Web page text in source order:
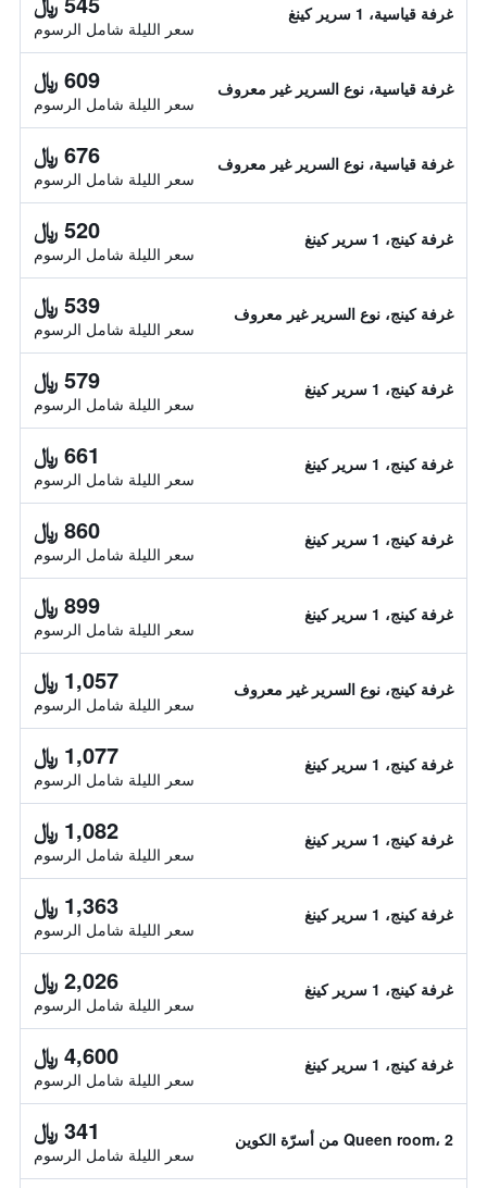
غرفة قياسية، 1 سرير كينغ
سعر الليلة شامل الرسوم
غرفة قياسية، نوع السرير غير معروف 609 ﷼
سعر الليلة شامل الرسوم
غرفة قياسية، نوع السرير غير معروف 676 ﷼
سعر الليلة شامل الرسوم
غرفة كينج، 1 سرير كينغ 520 ﷼
سعر الليلة شامل الرسوم
غرفة كينج، نوع السرير غير معروف 539 ﷼
سعر الليلة شامل الرسوم
غرفة كينج، 1 سرير كينغ 579 ﷼
سعر الليلة شامل الرسوم
غرفة كينج، 1 سرير كينغ 661 ﷼
سعر الليلة شامل الرسوم
غرفة كينج، 1 سرير كينغ 860 ﷼
سعر الليلة شامل الرسوم
غرفة كينج، 1 سرير كينغ 899 ﷼
سعر الليلة شامل الرسوم
غرفة كينج، نوع السرير غير معروف 1,057 ﷼
سعر الليلة شامل الرسوم
غرفة كينج، 1 سرير كينغ 1,077 ﷼
سعر الليلة شامل الرسوم
غرفة كينج، 1 سرير كينغ 1,082 ﷼
سعر الليلة شامل الرسوم
غرفة كينج، 1 سرير كينغ 1,363 ﷼
سعر الليلة شامل الرسوم
غرفة كينج، 1 سرير كينغ 2,026 ﷼
سعر الليلة شامل الرسوم
غرفة كينج، 1 سرير كينغ 4,600 ﷼
سعر الليلة شامل الرسوم
Queen room، 2 من أسرّة الكوين 341 ﷼
سعر الليلة شامل الرسوم